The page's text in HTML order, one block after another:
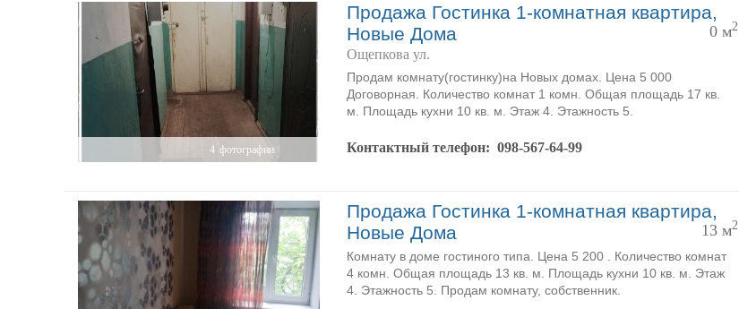
фотографии
4
Продажа Гостинка 1-комнатная квартира,
Новые Дома
0 м2
Ощепкова ул.
Продам комнату(гостинку)на Новых домах. Цена 5 000
Договорная. Количество комнат 1 комн. Общая площадь 17 кв.
м. Площадь кухни 10 кв. м. Этаж 4. Этажность 5.
Контактный телефон: 098-567-64-99
Продажа Гостинка 1-комнатная квартира,
Новые Дома
13 м2
Комнату в доме гостиного типа. Цена 5 200 . Количество комнат
4 комн. Общая площадь 13 кв. м. Площадь кухни 10 кв. м. Этаж
4. Этажность 5. Продам комнату, собственник.